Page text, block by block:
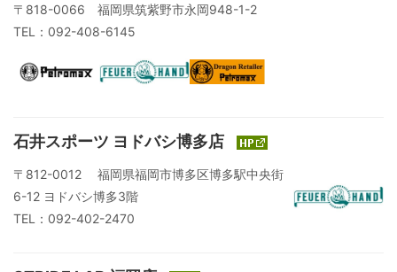
〒818-0066 福岡県筑紫野市永岡948-1-2
TEL：092-408-6145
石井スポーツ ヨドバシ博多店
〒812-0012 福岡県福岡市博多区博多駅中央街
6-12 ヨドバシ博多3階
TEL：092-402-2470